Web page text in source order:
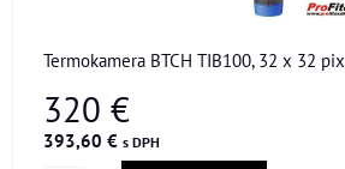
Termokamera BTCH TIB100, 32 x 32 pix
320 €
393,60 € s DPH